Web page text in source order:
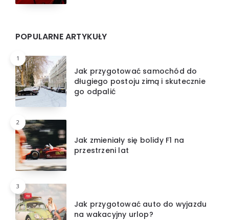
POPULARNE ARTYKUŁY
1
Jak przygotować samochód do
długiego postoju zimą i skutecznie
go odpalić
2
Jak zmieniały się bolidy F1 na
przestrzeni lat
3
Jak przygotować auto do wyjazdu
na wakacyjny urlop?